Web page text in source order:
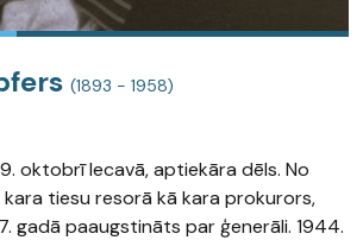
(1893 - 1958)
oktobrī Iecavā, aptiekāra dēls. No
kara tiesu resorā kā kara prokurors,
gadā paaugstināts par ģenerāli. 1944.